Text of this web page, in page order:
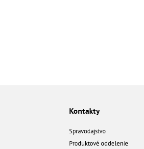
Kontakty
Spravodajstvo
Produktové oddelenie